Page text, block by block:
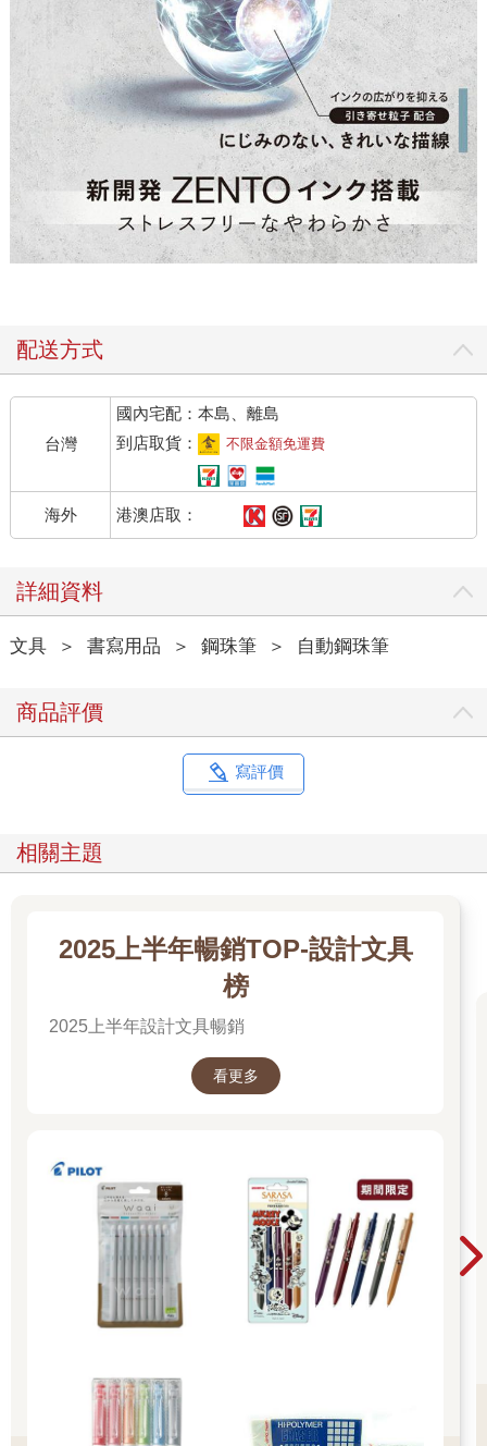
配送方式
台灣
國內宅配：本島、離島
到店取貨：
不限金額免運費
海外 港澳店取：
詳細資料
文具 ＞ 書寫用品 ＞ 鋼珠筆 ＞ 自動鋼珠筆
商品評價
寫評價
相關主題
2025上半年暢銷TOP-設計文具
榜
2025上半年設計文具暢銷
看更多